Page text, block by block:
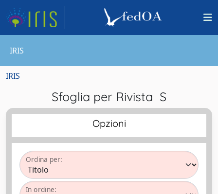
IRIS
IRIS
Sfoglia per Rivista S
Opzioni
Ordina per:
In ordine: